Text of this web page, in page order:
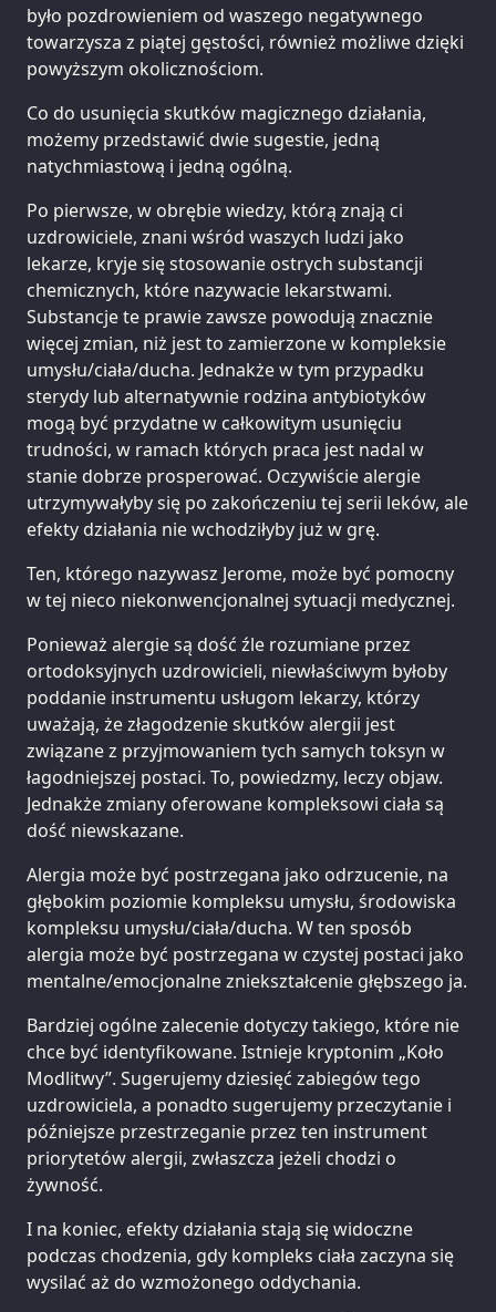
było pozdrowieniem od waszego negatywnego
towarzysza z piątej gęstości, również możliwe dzięki
powyższym okolicznościom.
Co do usunięcia skutków magicznego działania,
możemy przedstawić dwie sugestie, jedną
natychmiastową i jedną ogólną.
Po pierwsze, w obrębie wiedzy, którą znają ci
uzdrowiciele, znani wśród waszych ludzi jako
lekarze, kryje się stosowanie ostrych substancji
chemicznych, które nazywacie lekarstwami.
Substancje te prawie zawsze powodują znacznie
więcej zmian, niż jest to zamierzone w kompleksie
umysłu/ciała/ducha. Jednakże w tym przypadku
sterydy lub alternatywnie rodzina antybiotyków
mogą być przydatne w całkowitym usunięciu
trudności, w ramach których praca jest nadal w
stanie dobrze prosperować. Oczywiście alergie
utrzymywałyby się po zakończeniu tej serii leków, ale
efekty działania nie wchodziłyby już w grę.
Ten, którego nazywasz Jerome, może być pomocny
w tej nieco niekonwencjonalnej sytuacji medycznej.
Ponieważ alergie są dość źle rozumiane przez
ortodoksyjnych uzdrowicieli, niewłaściwym byłoby
poddanie instrumentu usługom lekarzy, którzy
uważają, że złagodzenie skutków alergii jest
związane z przyjmowaniem tych samych toksyn w
łagodniejszej postaci. To, powiedzmy, leczy objaw.
Jednakże zmiany oferowane kompleksowi ciała są
dość niewskazane.
Alergia może być postrzegana jako odrzucenie, na
głębokim poziomie kompleksu umysłu, środowiska
kompleksu umysłu/ciała/ducha. W ten sposób
alergia może być postrzegana w czystej postaci jako
mentalne/emocjonalne zniekształcenie głębszego ja.
Bardziej ogólne zalecenie dotyczy takiego, które nie
chce być identyfikowane. Istnieje kryptonim „Koło
Modlitwy”. Sugerujemy dziesięć zabiegów tego
uzdrowiciela, a ponadto sugerujemy przeczytanie i
późniejsze przestrzeganie przez ten instrument
priorytetów alergii, zwłaszcza jeżeli chodzi o
żywność.
I na koniec, efekty działania stają się widoczne
podczas chodzenia, gdy kompleks ciała zaczyna się
wysilać aż do wzmożonego oddychania.